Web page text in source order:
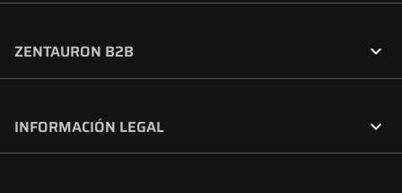
ZENTAURON B2B 
INFORMACIÓN LEGAL 